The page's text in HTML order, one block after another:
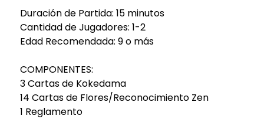
Duración de Partida: 15 minutos
Cantidad de Jugadores: 1-2
Edad Recomendada: 9 o más
COMPONENTES:
3 Cartas de Kokedama
14 Cartas de Flores/Reconocimiento Zen
1 Reglamento